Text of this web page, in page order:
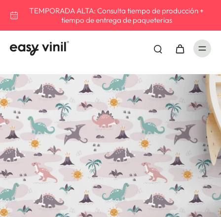
TEMPORADA ALTA: Consulta tiempo de producción +
tiempo de entrega de paqueterias